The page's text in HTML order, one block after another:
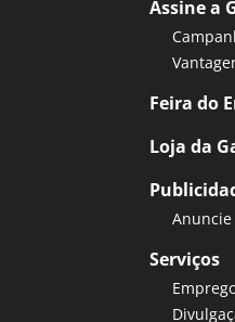
Assine a
Feira do
Loja da
Anuncie
Serviços